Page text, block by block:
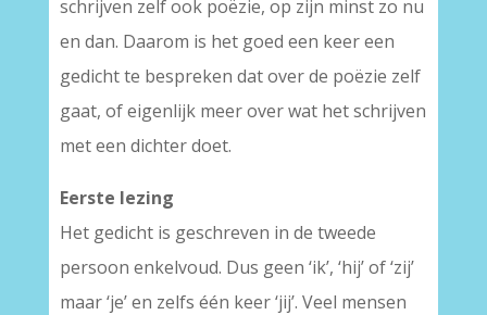
schrijven zelf ook poëzie, op zijn minst zo nu
en dan. Daarom is het goed een keer een
gedicht te bespreken dat over de poëzie zelf
gaat, of eigenlijk meer over wat het schrijven
met een dichter doet.
Eerste lezing
Het gedicht is geschreven in de tweede
persoon enkelvoud. Dus geen ‘ik’, ‘hij’ of ‘zij’
maar ‘je’ en zelfs één keer ‘jij’. Veel mensen